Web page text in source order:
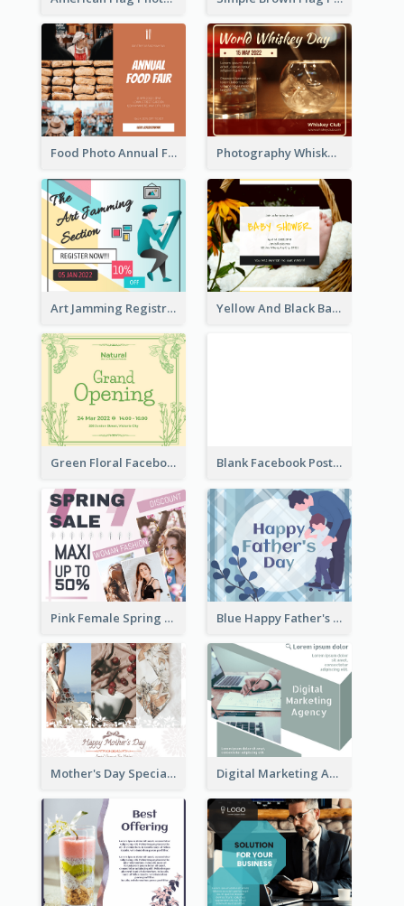
Food Photo Annual Food Fair Invitation Facebook Post Photography Whiskey Day Facebook Post With Details
Art Jamming Registration Facebook Post Yellow And Black Baby Shower Facebook Post
Green Floral Facebook Post About Grand Opening Blank Facebook Post
Pink Female Spring Fashion Facebook Post Design Blue Happy Father's Day Facebook Post
Mother's Day Special Sale Orange Facebook Post Digital Marketing Agency Green Facebook Post